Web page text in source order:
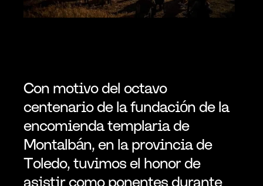
Con motivo del octavo
centenario de la fundación de la
encomienda templaria de
Montalbán, en la provincia de
Toledo, tuvimos el honor de
asistir como ponentes durante